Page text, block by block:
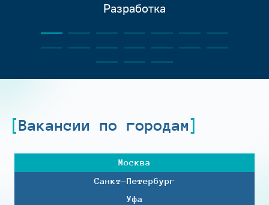
Разработка
Вакансии по городам
Москва
Санкт-Петербург
Уфа